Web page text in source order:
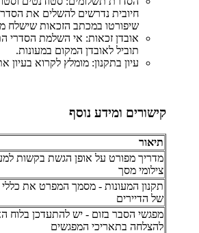
חיובית נדרשים להשלים את
שיפורטו במכתב הזכאות שישלח
אובדן זכאות: אי השלמת הסדרי
תוביל לאובדן המקום במעונות.
עיון בתקנון: מומלץ לקרוא בעיון
קישורים ומידע נוסף
תיאור
מדריך מפורט על אופן הגשת בקשות
צילומי מסך
תקנון המעונות - מסמך המפרט את כללי
של הדיירים
מפגשי הסבר בזום - יש להתעדכן בלוח
להצלחה בתאריכי המפגשים